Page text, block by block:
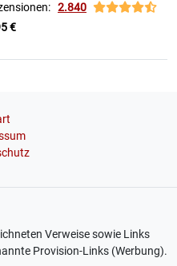
2.840
€
Verweise sowie Links
Provision-Links (Werbung).